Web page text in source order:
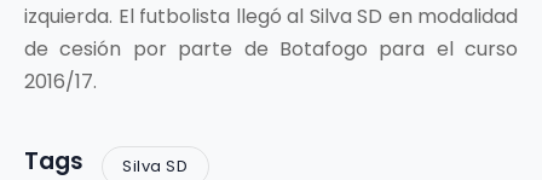
izquierda. El futbolista llegó al Silva SD en modalidad
de cesión por parte de Botafogo para el curso
2016/17.
Tags Silva SD